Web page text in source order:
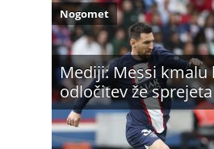
Mediji: Messi kmalu
odločitev že sprejeta
Nogomet